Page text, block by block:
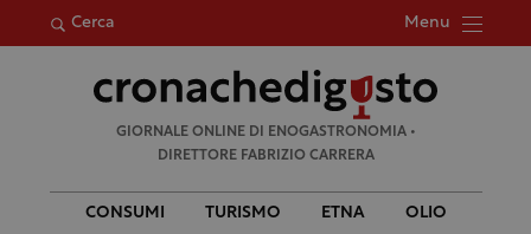
Cerca Menu
per:
GIORNALE ONLINE DI ENOGASTRONOMIA •
DIRETTORE FABRIZIO CARRERA
CONSUMI TURISMO ETNA OLIO